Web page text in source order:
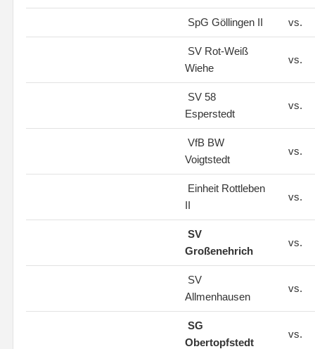
SpG Göllingen II vs.
SV Rot-Weiß
Wiehe
vs.
SV 58
Esperstedt
vs.
VfB BW
Voigtstedt
vs.
Einheit Rottleben
II
vs.
SV
Großenehrich
vs.
SV
Allmenhausen
vs.
SG
Obertopfstedt
vs.